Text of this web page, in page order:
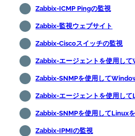
Zabbix-ICMP Pingの監視
Zabbix-監視ウェブサイト
Zabbix-Ciscoスイッチの監視
Zabbix-エージェントを使用し
Zabbix-SNMPを使用して
Zabbix-エージェントを使用して
Zabbix-SNMPを使用してLinux
Zabbix-IPMIの監視